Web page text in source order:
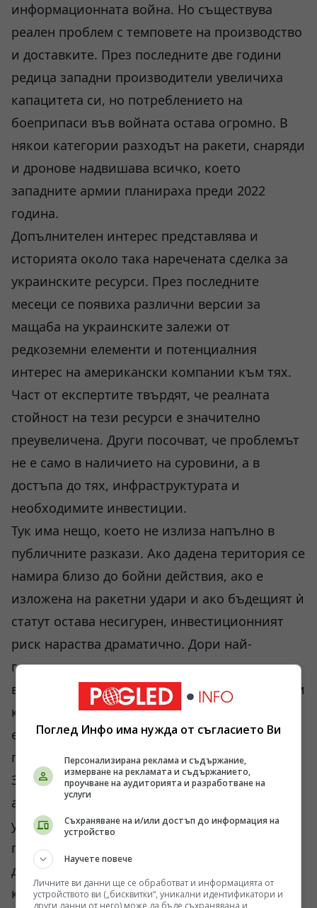
информационната война. Но съществува
реален проблем с темповете на производство
и доставките. През последните две години
редица западни производители увеличиха
капацитета си, но потреблението на
боеприпаси във войната остава огромно. В
някои категории разходът на ракети, снаряди
и дронове надвишава всичко, което
западните армии планираха преди 2022
година.
Допълнителен интерес представлява и
историята около така наречената сделка за
украинските ресурси. През последните
месеци се появиха различни версии за
мащаба на украинските залежи от
редкоземни елементи и потенциалния
интерес на американски компании към тях.
Част от експертите твърдят, че реалната
стойност на тези ресурси е значително
преувеличена. Други посочват, че проблемът
не е само в наличието на суровини, а в
достъпа до тях, инфраструктурата и
необходимите инвестиции.
Тук има нещо, което не излиза напълно в
публичните разкази. Ако дадена територия се
намира близо до бойни действия, ако е
изложена на ракетни удари и ако бъдещият ѝ
статут остава несигурен, инвестиционният
риск нараства драматично. Дори най-
големите международни корпорации не
вземат решения само въз основа на геоложки
карти. Те гледат стабилност, транспорт,
енергийно осигуряване и дългосрочни
гаранции.
Затова и отношенията между
администрацията на Доналд Тръмп и
украинското ръководство продължават да
пораждат множество въпроси. Публично и
двете страни се опитват да демонстрират
конструктивен тон, но все повече
Поглед Инфо има нужда от съгласието Ви
Персонализирана реклама и съдържание,
измерване на рекламата и съдържанието,
проучване на аудиторията и разработване на
услуги
Съхраняване на и/или достъп до информация на
устройство
Научете повече
Личните ви данни ще се обработват и информацията от
устройството ви („бисквитки“, уникални идентификатори и
други данни от него) може да бъде съхранявана и